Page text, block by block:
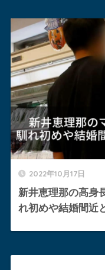
2022年10月17日
新井恵理那の高身
れ初めや結婚間近